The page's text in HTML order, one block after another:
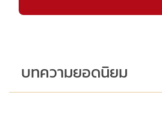
บทความยอดนิยม